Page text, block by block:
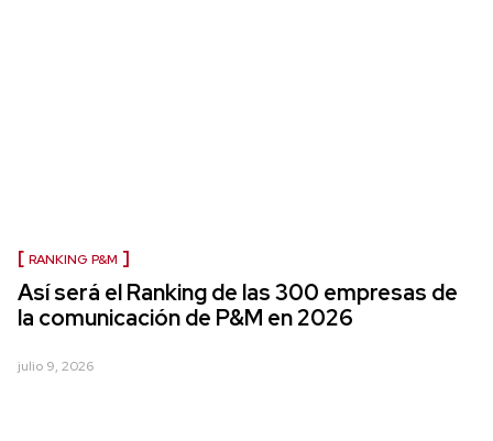
RANKING P&M
Así será el Ranking de las 300 empresas de
la comunicación de P&M en 2026
julio 9, 2026